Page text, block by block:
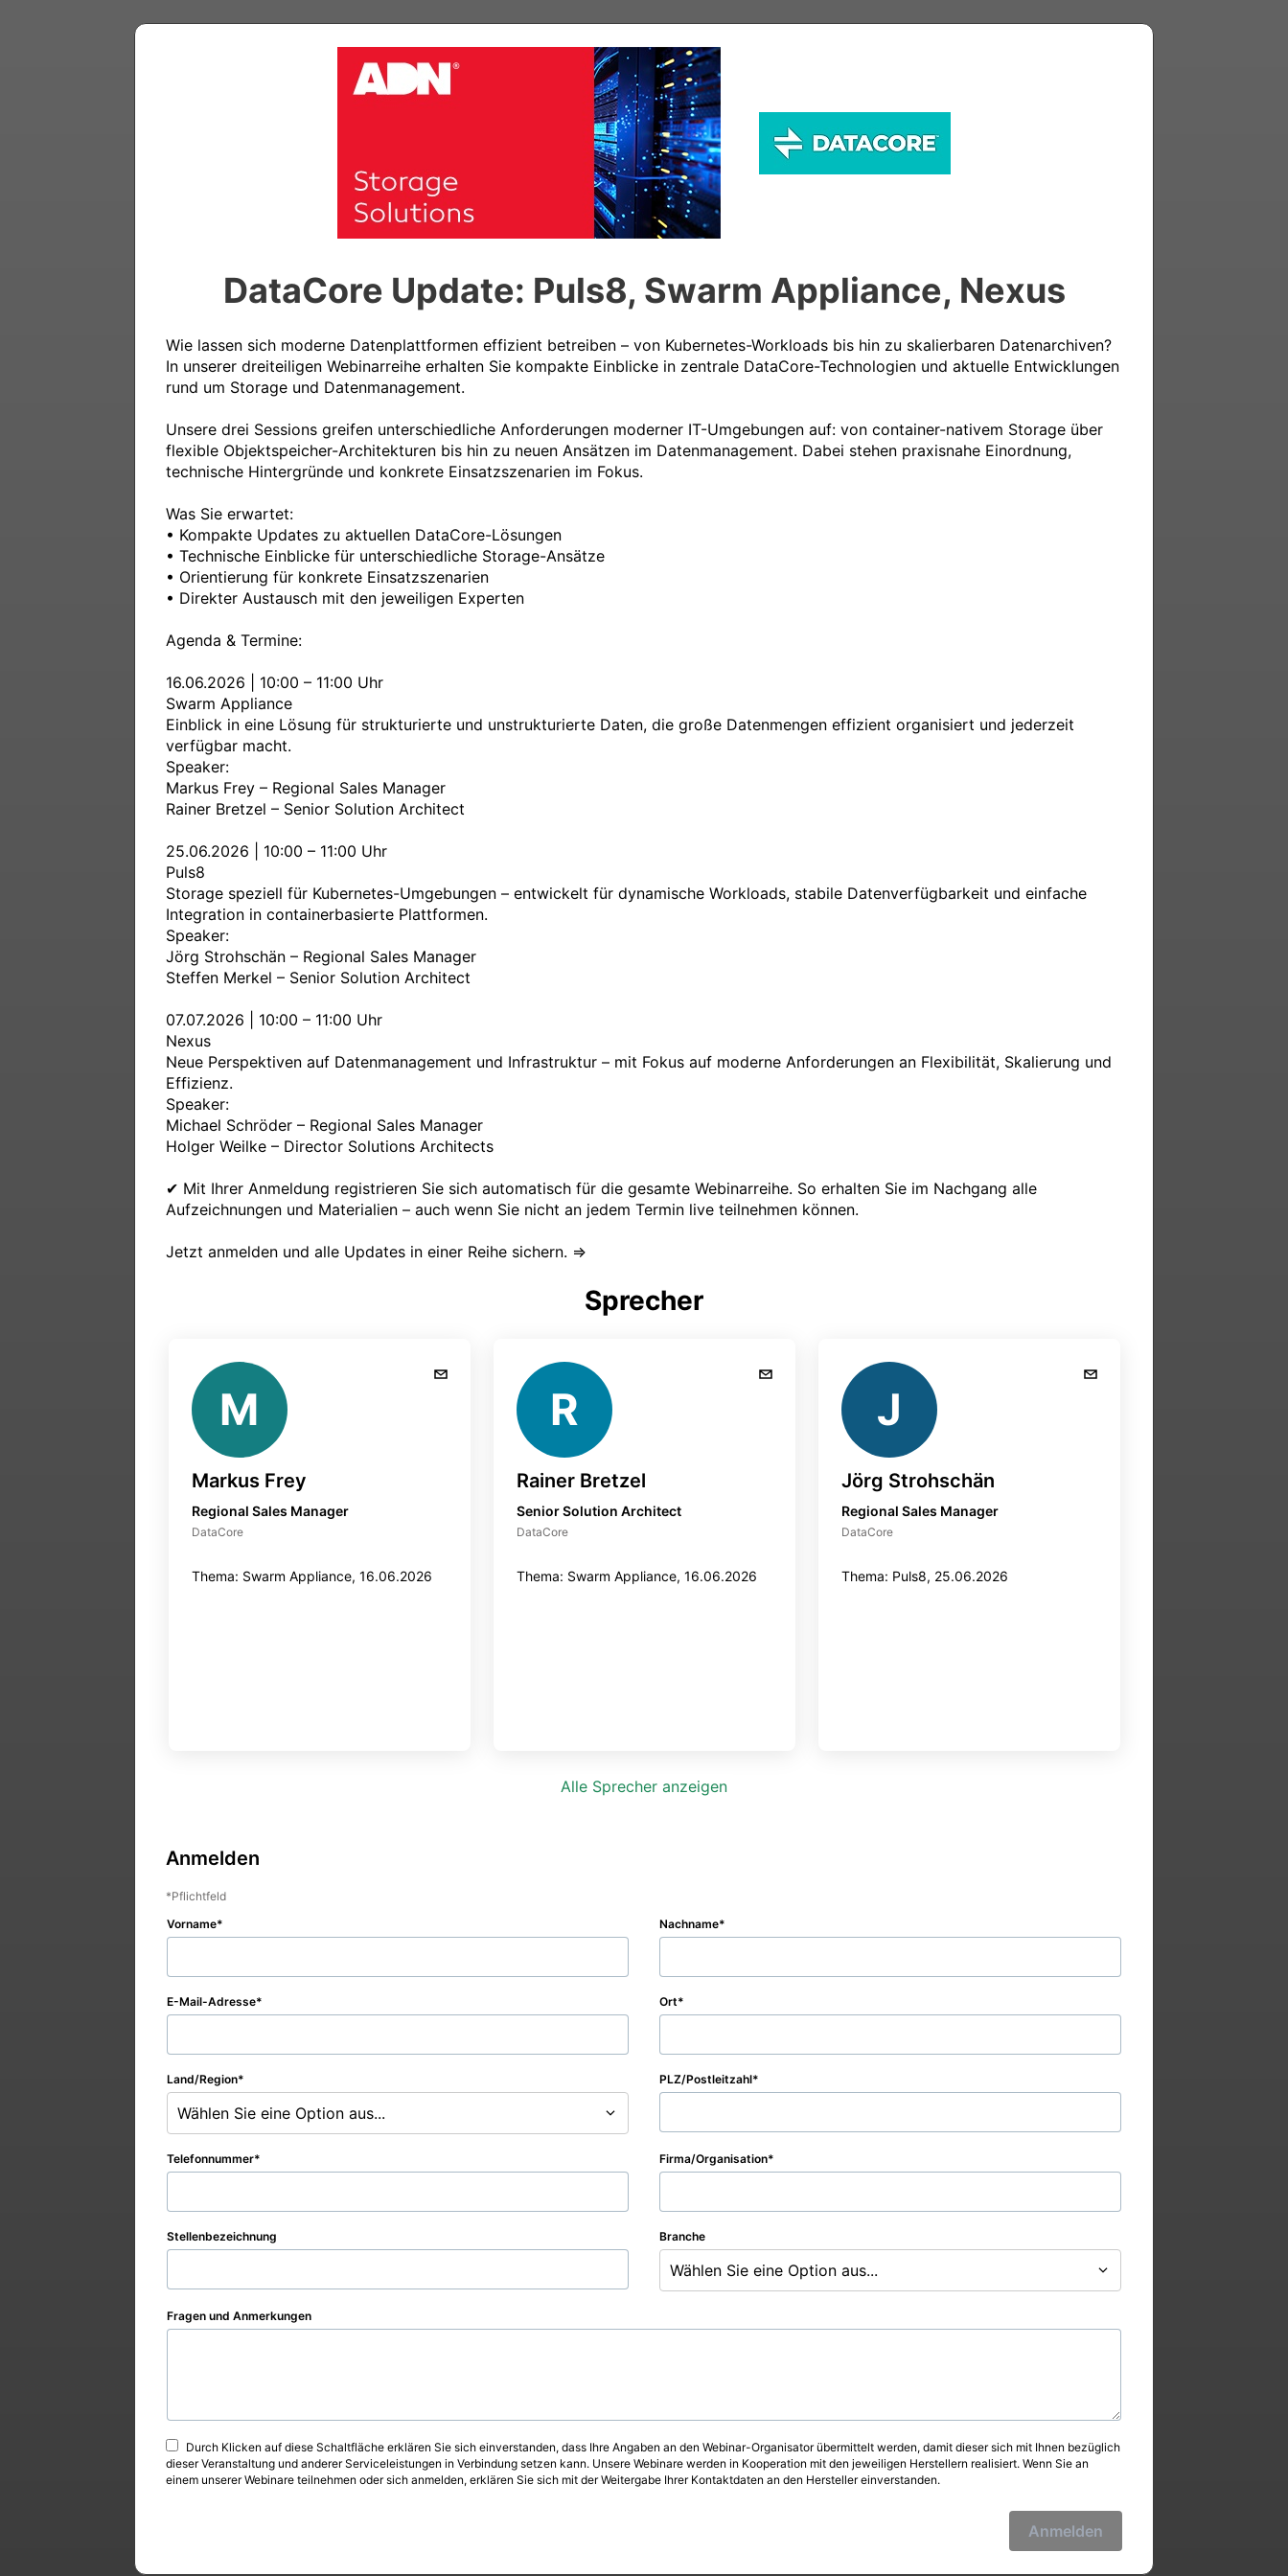
DataCore Update: Puls8, Swarm Appliance, Nexus
Wie lassen sich moderne Datenplattformen effizient betreiben – von Kubernetes-Workloads bis hin zu skalierbaren Datenarchiven?
In unserer dreiteiligen Webinarreihe erhalten Sie kompakte Einblicke in zentrale DataCore-Technologien und aktuelle Entwicklungen
rund um Storage und Datenmanagement.
Unsere drei Sessions greifen unterschiedliche Anforderungen moderner IT-Umgebungen auf: von container-nativem Storage über
flexible Objektspeicher-Architekturen bis hin zu neuen Ansätzen im Datenmanagement. Dabei stehen praxisnahe Einordnung,
technische Hintergründe und konkrete Einsatzszenarien im Fokus.
Was Sie erwartet:
• Kompakte Updates zu aktuellen DataCore-Lösungen
• Technische Einblicke für unterschiedliche Storage-Ansätze
• Orientierung für konkrete Einsatzszenarien
• Direkter Austausch mit den jeweiligen Experten
Agenda & Termine:
16.06.2026 | 10:00 – 11:00 Uhr
Swarm Appliance
Einblick in eine Lösung für strukturierte und unstrukturierte Daten, die große Datenmengen effizient organisiert und jederzeit
verfügbar macht.
Speaker:
Markus Frey – Regional Sales Manager
Rainer Bretzel – Senior Solution Architect
25.06.2026 | 10:00 – 11:00 Uhr
Puls8
Storage speziell für Kubernetes-Umgebungen – entwickelt für dynamische Workloads, stabile Datenverfügbarkeit und einfache
Integration in containerbasierte Plattformen.
Speaker:
Jörg Strohschän – Regional Sales Manager
Steffen Merkel – Senior Solution Architect
07.07.2026 | 10:00 – 11:00 Uhr
Nexus
Neue Perspektiven auf Datenmanagement und Infrastruktur – mit Fokus auf moderne Anforderungen an Flexibilität, Skalierung und
Effizienz.
Speaker:
Michael Schröder – Regional Sales Manager
Holger Weilke – Director Solutions Architects
✔ Mit Ihrer Anmeldung registrieren Sie sich automatisch für die gesamte Webinarreihe. So erhalten Sie im Nachgang alle
Aufzeichnungen und Materialien – auch wenn Sie nicht an jedem Termin live teilnehmen können.
Jetzt anmelden und alle Updates in einer Reihe sichern. ⇒
Sprecher
M
Markus Frey
Regional Sales Manager
DataCore
Thema: Swarm Appliance, 16.06.2026
R
Rainer Bretzel
Senior Solution Architect
DataCore
Thema: Swarm Appliance, 16.06.2026
J
Jörg Strohschän
Regional Sales Manager
DataCore
Thema: Puls8, 25.06.2026
Alle Sprecher anzeigen
Anmelden
Pflichtfeld
Vorname
Nachname
E-Mail-Adresse Ort
Land/Region
Wählen Sie eine Option aus...
PLZ/Postleitzahl
Telefonnummer Firma/Organisation
Stellenbezeichnung Branche
Wählen Sie eine Option aus...
Fragen und Anmerkungen
Durch Klicken auf diese Schaltfläche erklären Sie sich einverstanden, dass Ihre Angaben an den Webinar-Organisator übermittelt werden, damit dieser sich mit Ihnen bezüglich
dieser Veranstaltung und anderer Serviceleistungen in Verbindung setzen kann. Unsere Webinare werden in Kooperation mit den jeweiligen Herstellern realisiert. Wenn Sie an
einem unserer Webinare teilnehmen oder sich anmelden, erklären Sie sich mit der Weitergabe Ihrer Kontaktdaten an den Hersteller einverstanden.
Anmelden